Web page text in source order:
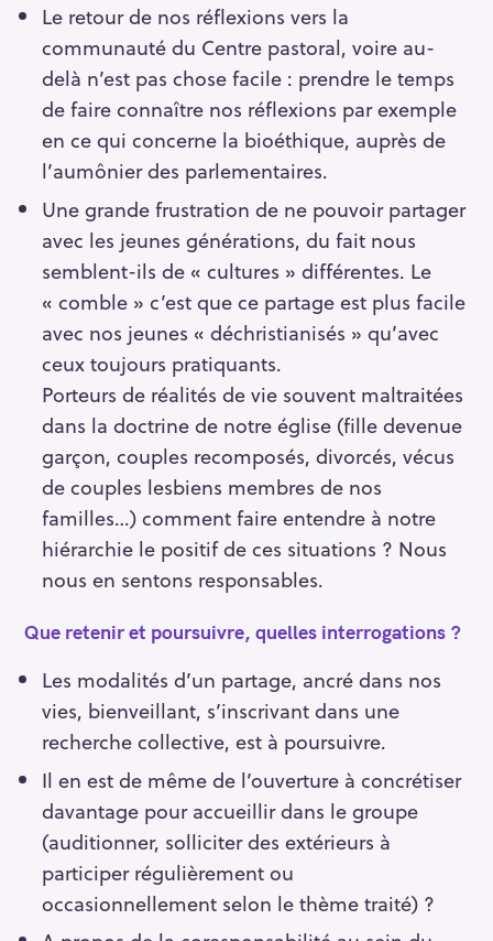
Le retour de nos réflexions vers la
communauté du Centre pastoral, voire au-
delà n’est pas chose facile : prendre le temps
de faire connaître nos réflexions par exemple
en ce qui concerne la bioéthique, auprès de
l’aumônier des parlementaires.
Une grande frustration de ne pouvoir partager
avec les jeunes générations, du fait nous
semblent-ils de « cultures » différentes. Le
« comble » c’est que ce partage est plus facile
avec nos jeunes « déchristianisés » qu’avec
ceux toujours pratiquants.
Porteurs de réalités de vie souvent maltraitées
dans la doctrine de notre église (fille devenue
garçon, couples recomposés, divorcés, vécus
de couples lesbiens membres de nos
familles…) comment faire entendre à notre
hiérarchie le positif de ces situations ? Nous
nous en sentons responsables.
Que retenir et poursuivre, quelles interrogations ?
Les modalités d’un partage, ancré dans nos
vies, bienveillant, s’inscrivant dans une
recherche collective, est à poursuivre.
Il en est de même de l’ouverture à concrétiser
davantage pour accueillir dans le groupe
(auditionner, solliciter des extérieurs à
participer régulièrement ou
occasionnellement selon le thème traité) ?